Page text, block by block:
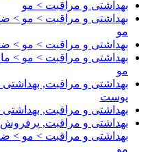
بهداشتی و مراقبت > مو
بهداشتی و مراقبت > مو >
مو
بهداشتی و مراقبت > مو >
بهداشتی و مراقبت > مو >
مو
بهداشتی و مراقبت,
پوست
بهداشتی و مراقبت,
بهداشتی و مراقبت,
بهداشتی و مراقبت > مو >
مو